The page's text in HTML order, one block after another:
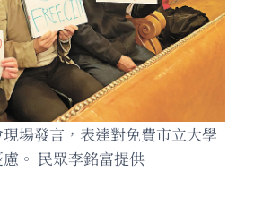
場發言，表達對免費市立大學
。 民眾李銘富提供